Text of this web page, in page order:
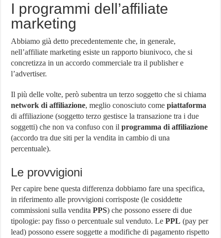
I programmi dell’affiliate
marketing
Abbiamo già detto precedentemente che, in generale,
nell’affiliate marketing esiste un rapporto biunivoco, che si
concretizza in un accordo commerciale tra il publisher e
l’advertiser.
Il più delle volte, però subentra un terzo soggetto che si chiama
network di affiliazione, meglio conosciuto comepiattaforma
di affiliazione (soggetto terzo gestisce la transazione tra i due
soggetti) che non va confuso con ilprogramma di affiliazione
(accordo tra due siti per la vendita in cambio di una
percentuale).
Le provvigioni
Per capire bene questa differenza dobbiamo fare una specifica,
in riferimento alle provvigioni corrisposte (le cosiddette
commissioni sulla venditaPPS) che possono essere di due
tipologie: pay fisso o percentuale sul venduto. LePPL (pay per
lead) possono essere soggette a modifiche di pagamento rispetto